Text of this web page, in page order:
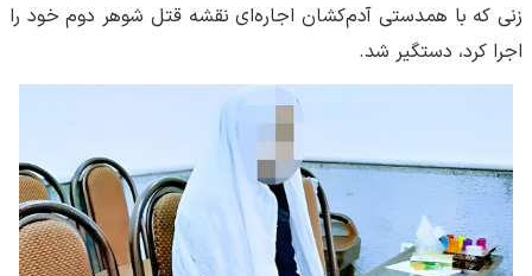
زنی که با همدستی آدم‌کشان اجاره‌ای نقشه قتل شوهر دوم خود را
اجرا کرد، دستگیر شد.